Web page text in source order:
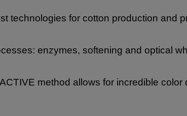
technologies for cotton production and
enzymes, softening and optical
method allows for incredible color